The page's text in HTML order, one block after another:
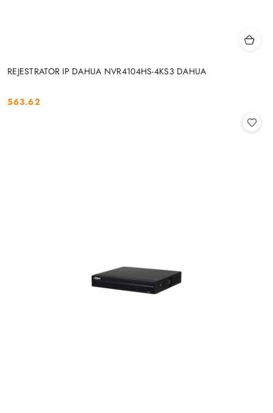
REJESTRATOR IP DAHUA NVR4104HS-4KS3 DAHUA
Cena:
563.62